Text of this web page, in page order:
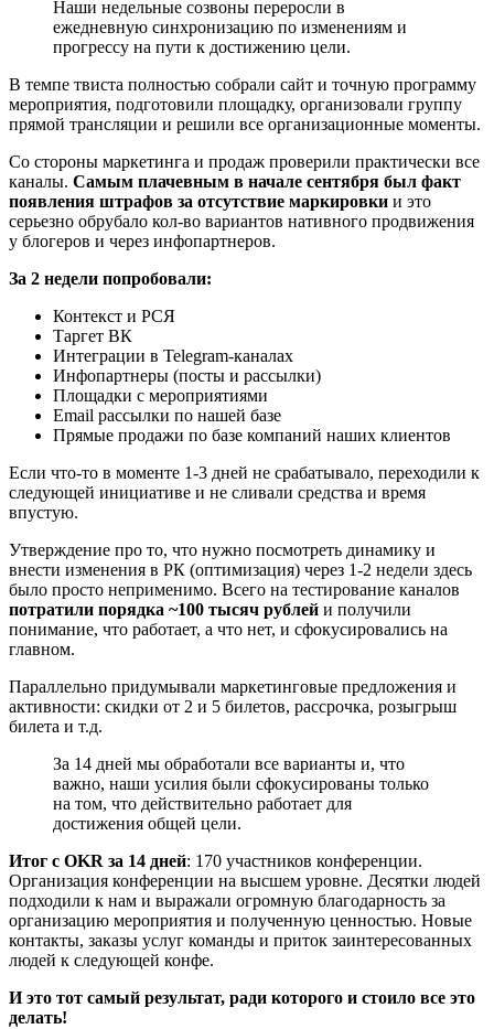
Наши недельные созвоны переросли в
ежедневную синхронизацию по изменениям и
прогрессу на пути к достижению цели.
В темпе твиста полностью собрали сайт и точную программу
мероприятия, подготовили площадку, организовали группу
прямой трансляции и решили все организационные моменты.
Со стороны маркетинга и продаж проверили практически все
каналы. Самым плачевным в начале сентября был факт
появления штрафов за отсутствие маркировки и это
серьезно обрубало кол-во вариантов нативного продвижения
у блогеров и через инфопартнеров.
За 2 недели попробовали:
Контекст и РСЯ
Таргет ВК
Интеграции в Telegram-каналах
Инфопартнеры (посты и рассылки)
Площадки c мероприятиями
Email рассылки по нашей базе
Прямые продажи по базе компаний наших клиентов
Если что-то в моменте 1-3 дней не срабатывало, переходили к
следующей инициативе и не сливали средства и время
впустую.
Утверждение про то, что нужно посмотреть динамику и
внести изменения в РК (оптимизация) через 1-2 недели здесь
было просто неприменимо. Всего на тестирование каналов
потратили порядка ~100 тысяч рублей и получили
понимание, что работает, а что нет, и сфокусировались на
главном.
Параллельно придумывали маркетинговые предложения и
активности: скидки от 2 и 5 билетов, рассрочка, розыгрыш
билета и т.д.
За 14 дней мы обработали все варианты и, что
важно, наши усилия были сфокусированы только
на том, что действительно работает для
достижения общей цели.
Итог с OKR за 14 дней: 170 участников конференции.
Организация конференции на высшем уровне. Десятки людей
подходили к нам и выражали огромную благодарность за
организацию мероприятия и полученную ценностью. Новые
контакты, заказы услуг команды и приток заинтересованных
людей к следующей конфе.
И это тот самый результат, ради которого и стоило все это
делать!